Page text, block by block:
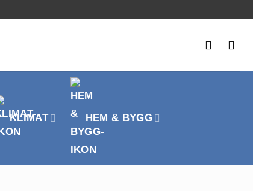
KLIMAT HEM & BYGG